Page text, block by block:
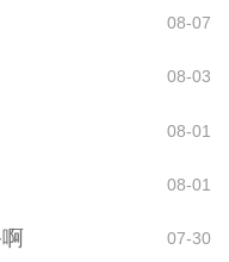
08-07
08-03
08-01
08-01
07-30